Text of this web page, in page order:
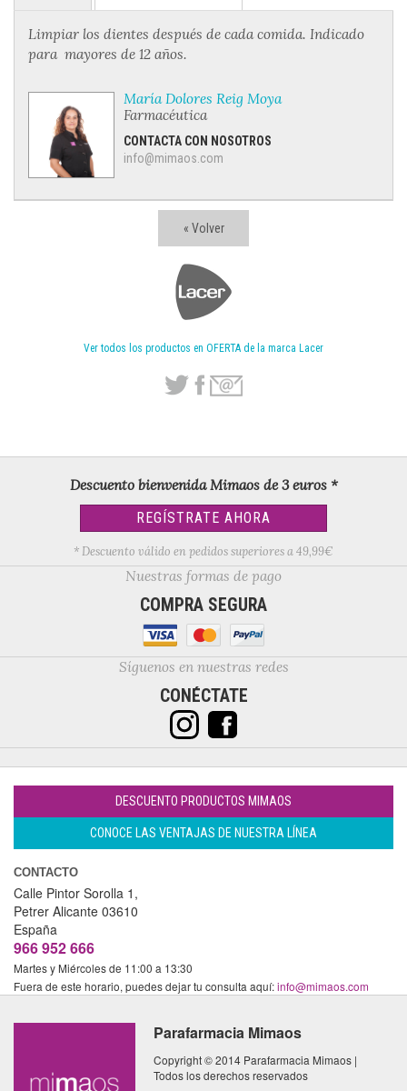
« Volver
Ver todos los productos en OFERTA de la marca Lacer
Limpiar los dientes después de cada comida. Indicado
para mayores de 12 años.
María Dolores Reig Moya
Farmacéutica
CONTACTA CON NOSOTROS
info@mimaos.com
Descuento bienvenida Mimaos de 3 euros *
REGÍSTRATE AHORA
* Descuento válido en pedidos superiores a 49,99€
Nuestras formas de pago
COMPRA SEGURA
Síguenos en nuestras redes
CONÉCTATE
DESCUENTO PRODUCTOS MIMAOS
CONOCE LAS VENTAJAS DE NUESTRA LÍNEA
CONTACTO
Calle Pintor Sorolla 1,
Petrer Alicante 03610
España
966 952 666
Martes y Miércoles de 11:00 a 13:30
Fuera de este horario, puedes dejar tu consulta aquí:info@mimaos.com
Parafarmacia Mimaos
Copyright © 2014 Parafarmacia Mimaos |
Todos los derechos reservados